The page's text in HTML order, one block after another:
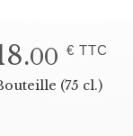
00 € TTC
(75 cl.)